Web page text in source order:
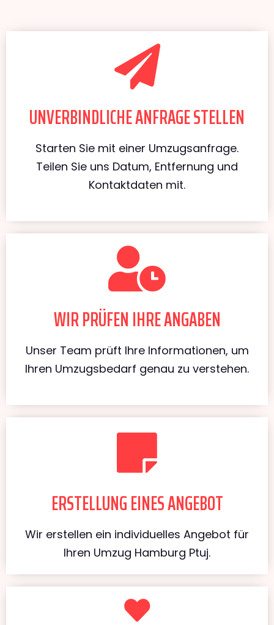
UNVERBINDLICHE ANFRAGE STELLEN
Starten Sie mit einer Umzugsanfrage.
Teilen Sie uns Datum, Entfernung und
Kontaktdaten mit.
WIR PRÜFEN IHRE ANGABEN
Unser Team prüft Ihre Informationen, um
Ihren Umzugsbedarf genau zu verstehen.
ERSTELLUNG EINES ANGEBOT
Wir erstellen ein individuelles Angebot für
Ihren Umzug Hamburg Ptuj.